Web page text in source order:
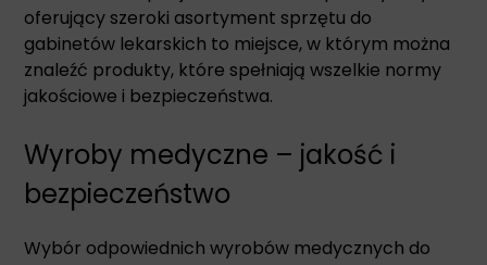
oferujący szeroki asortyment sprzętu do
gabinetów lekarskich to miejsce, w którym można
znaleźć produkty, które spełniają wszelkie normy
jakościowe i bezpieczeństwa.
Wyroby medyczne – jakość i
bezpieczeństwo
Wybór odpowiednich wyrobów medycznych do